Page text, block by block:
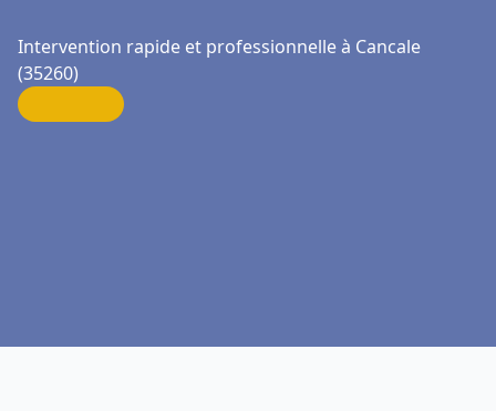
Intervention rapide et professionnelle à Cancale
(35260)